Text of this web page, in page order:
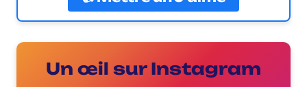
Un œil sur Instagram